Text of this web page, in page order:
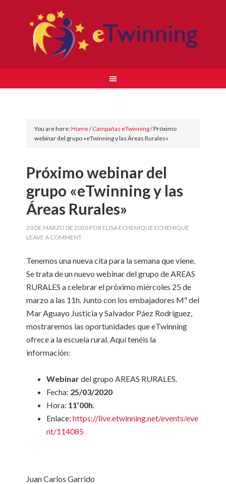
You are here:Home/Campañas eTwinning/Próximo
webinar del grupo «eTwinning y las Áreas Rurales»
Próximo webinar del
grupo «eTwinning y las
Áreas Rurales»
20 DE MARZO DE 2020 POR ELISA ECHENIQUE ECHENIQUE
LEAVE A COMMENT
Tenemos una nueva cita para la semana que viene.
Se trata de un nuevo webinar del grupo de AREAS
RURALES a celebrar el próximo miércoles 25 de
marzo a las 11h. Junto con los embajadores Mª del
Mar Aguayo Justicia y Salvador Páez Rodríguez,
mostraremos las oportunidades que eTwinning
ofrece a la escuela rural. Aquí tenéis la
información:
Webinardel grupo AREAS RURALES.
Fecha: 25/03/2020
Hora: 11’00h.
Enlace:https://live.etwinning.net/events/eve
nt/114085
Juan Carlos Garrido